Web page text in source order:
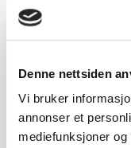
Denne nettsiden
Vi bruker
annonser et
mediefunksjoner
spesiell
• 999 sølv (Ag
• Vekt: 10 gram
• Pålydende: 1